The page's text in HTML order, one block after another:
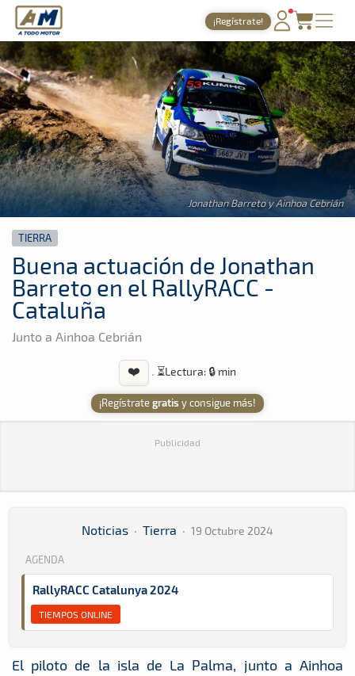
A Todo Motor · Revista del motor desde 1999
¡Regístrate!
PORTADA
TIEMPOS ONLINE
NOTICIAS
AGENDA
GALERÍAS
TIENDA
A Todo Motor » Noticias » Tierra
Jonathan Barreto y Ainhoa Cebrián
TIERRA
Buena actuación de Jonathan
Barreto en el RallyRACC -
Cataluña
Junto a Ainhoa Cebrián
❤️ · ⏳Lectura: 🔒 min
¡Regístrategratis y consigue más!
Publicidad
Noticias · Tierra · 19 Octubre 2024
AGENDA
RallyRACC Catalunya 2024
TIEMPOS ONLINE
El piloto de la isla de La Palma, junto a Ainhoa